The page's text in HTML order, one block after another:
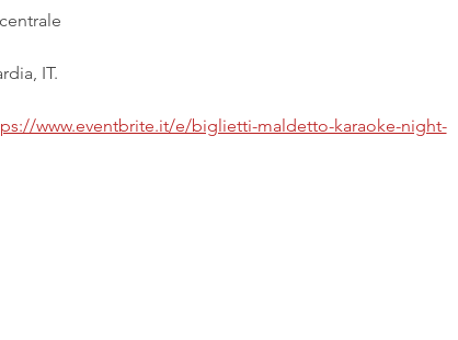
IT.
www.eventbrite.it/e/biglietti-maldetto-karaoke-night-